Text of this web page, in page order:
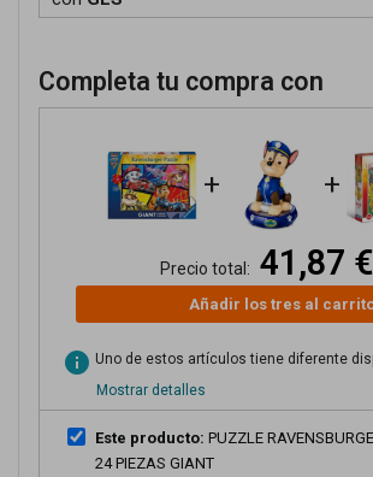
Completa tu compra con
+ +
Precio total: 41,87 €
Añadir los tres al
info Uno de estos artículos tiene diferente
Mostrar detalles
Este producto: PUZZLE
24 PIEZAS GIANT